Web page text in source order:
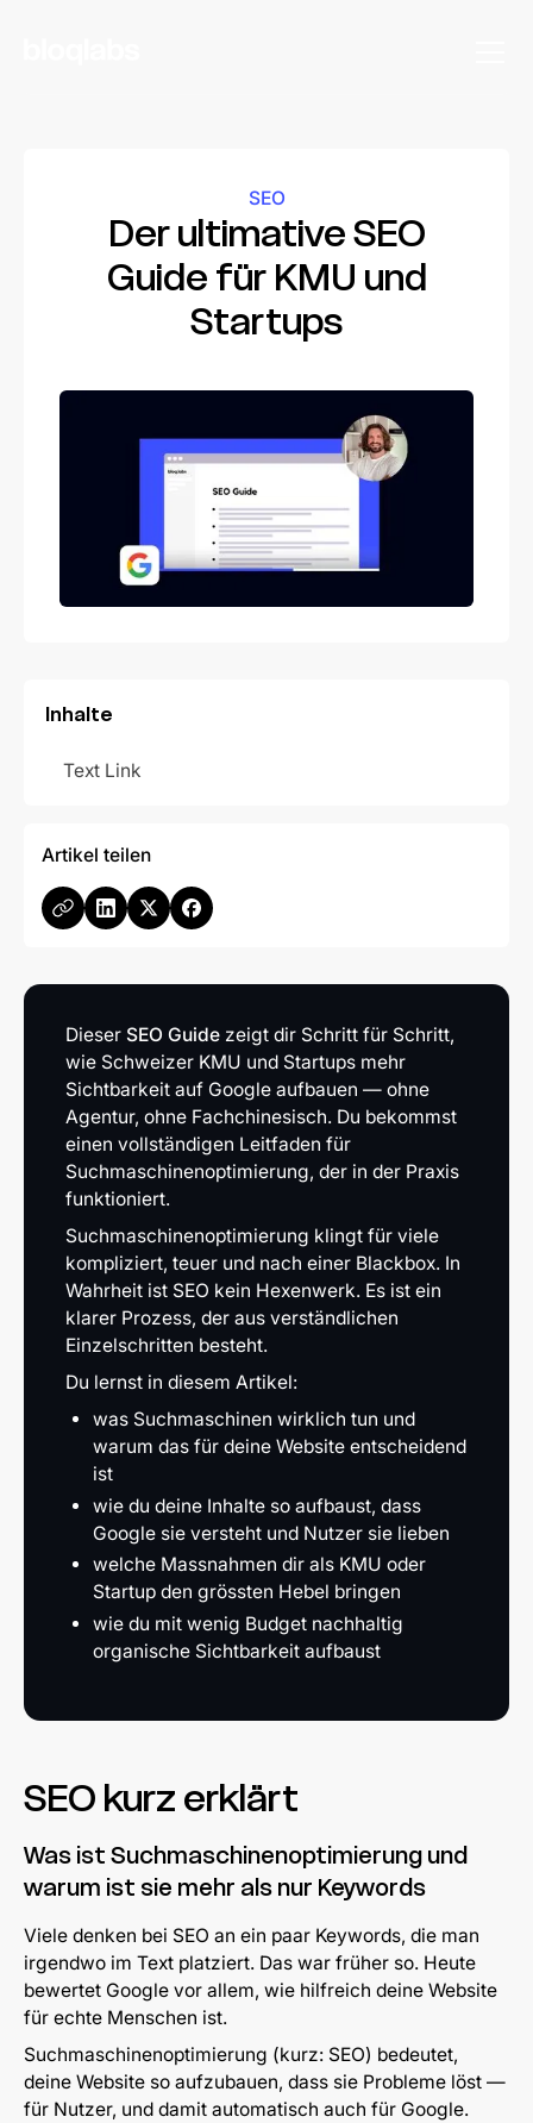
SEO
Der ultimative SEO
Guide für KMU und
Startups
Dieser SEO Guidezeigt dir Schritt für Schritt,
wie Schweizer KMU und Startups mehr
Sichtbarkeit auf Google aufbauen — ohne
Agentur, ohne Fachchinesisch. Du bekommst
einen vollständigen Leitfaden für
Suchmaschinenoptimierung, der in der Praxis
funktioniert.
Suchmaschinenoptimierung klingt für viele
kompliziert, teuer und nach einer Blackbox. In
Wahrheit ist SEO kein Hexenwerk. Es ist ein
klarer Prozess, der aus verständlichen
Einzelschritten besteht.
Du lernst in diesem Artikel:
was Suchmaschinen wirklich tun und
warum das für deine Website entscheidend
ist
wie du deine Inhalte so aufbaust, dass
Google sie versteht und Nutzer sie lieben
welche Massnahmen dir als KMU oder
Startup den grössten Hebel bringen
wie du mit wenig Budget nachhaltig
organische Sichtbarkeit aufbaust
SEO kurz erklärt
Was ist Suchmaschinenoptimierung und
warum ist sie mehr als nur Keywords
Viele denken bei SEO an ein paar Keywords, die man
irgendwo im Text platziert. Das war früher so. Heute
bewertet Google vor allem, wie hilfreich deine Website
für echte Menschen ist.
Suchmaschinenoptimierung (kurz: SEO) bedeutet,
deine Website so aufzubauen, dass sie Probleme löst —
für Nutzer, und damit automatisch auch für Google.
Inhalte
Text Link
Artikel teilen